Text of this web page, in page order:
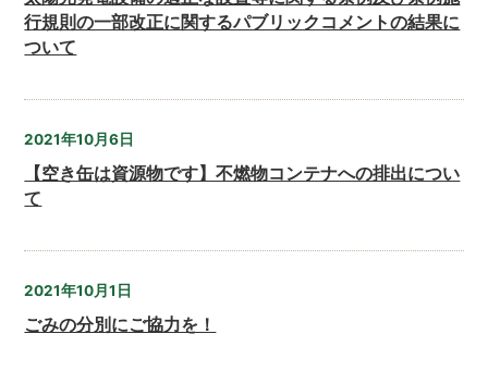
行規則の一部改正に関するパブリックコメントの結果に
ついて
2021年10月6日
【空き缶は資源物です】不燃物コンテナへの排出につい
て
2021年10月1日
ごみの分別にご協力を！